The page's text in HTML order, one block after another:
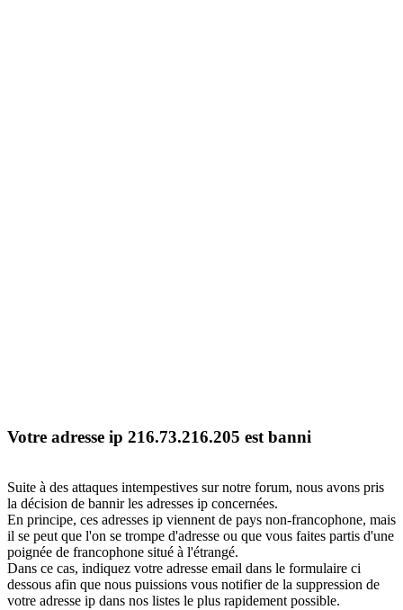
Votre adresse ip 216.73.216.205 est banni
Suite à des attaques intempestives sur notre forum, nous avons pris
la décision de bannir les adresses ip concernées.
En principe, ces adresses ip viennent de pays non-francophone, mais
il se peut que l'on se trompe d'adresse ou que vous faites partis d'une
poignée de francophone situé à l'étrangé.
Dans ce cas, indiquez votre adresse email dans le formulaire ci
dessous afin que nous puissions vous notifier de la suppression de
votre adresse ip dans nos listes le plus rapidement possible.